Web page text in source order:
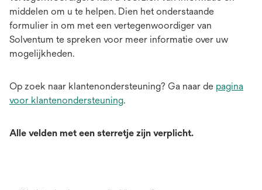
middelen om u te helpen. Dien het onderstaande
formulier in om met een vertegenwoordiger van
Solventum te spreken voor meer informatie over uw
mogelijkheden.
Op zoek naar klantenondersteuning? Ga naar de pagina
voor klantenondersteuning.
Alle velden met een sterretje zijn verplicht.